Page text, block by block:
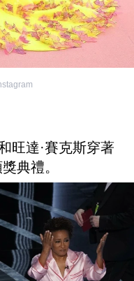
旺達·賽克斯穿著
典禮。